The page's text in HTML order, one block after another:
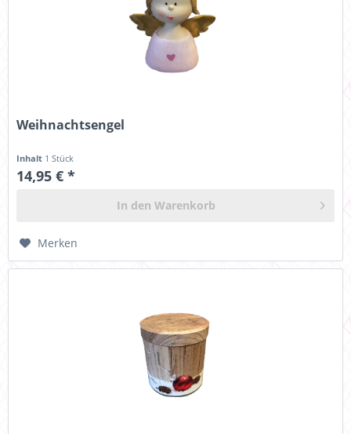
Weihnachtsengel
Inhalt 1 Stück
14,95 € *
In den Warenkorb
Merken